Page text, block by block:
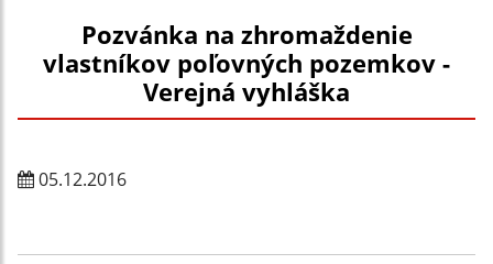
Pozvánka na zhromaždenie
vlastníkov poľovných pozemkov -
Verejná vyhláška
05.12.2016